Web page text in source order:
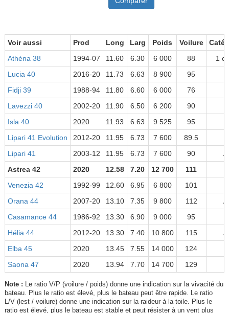
Voir aussi Prod Long Larg Poids Voilure
Athéna 38
1994-07 11.60 6.30 6 000 88
1
Lucia 40
2016-20 11.73 6.63 8 900
95
Fidji 39
1988-94 11.80 6.60 6 000 76
Lavezzi 40
2002-20 11.90 6.50 6 200
90
Isla 40
2020 11.93 6.63 9 525
95
Lipari 41 Evolution
2012-20 11.95 6.73 7 600
89.5
Lipari 41
2003-12 11.95 6.73 7 600 90
A
Astrea 42
2020 12.58 7.20 12 700
111
Venezia 42
1992-99 12.60 6.95 6 800 101
Orana 44
2007-20 13.10 7.35 9 800 112
A
Casamance 44
1986-92 13.30 6.90 9 000 95
Hélia 44
2012-20 13.30 7.40 10 800 115
A
Elba 45
2020 13.45 7.55 14 000
124
Saona 47
2020 13.94 7.70 14 700 129
Note : Le ratio V/P (voilure / poids) donne une indication sur la vivacité du
bateau. Plus le ratio est élevé, plus le bateau peut être rapide. Le ratio
L/V (lest / voilure) donne une indication sur la raideur à la toile. Plus le
ratio est élevé, plus le bateau est stable et peut résister à un vent plus